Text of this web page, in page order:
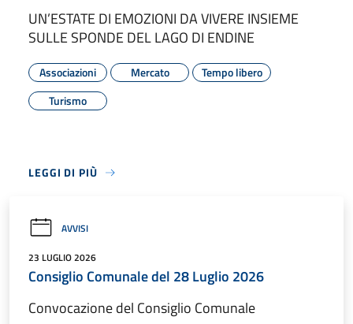
UN’ESTATE DI EMOZIONI DA VIVERE INSIEME
SULLE SPONDE DEL LAGO DI ENDINE
Associazioni Mercato
Tempo libero
Turismo
LEGGI DI PIÙ
AVVISI
23 LUGLIO 2026
Consiglio Comunale del 28 Luglio 2026
Convocazione del Consiglio Comunale